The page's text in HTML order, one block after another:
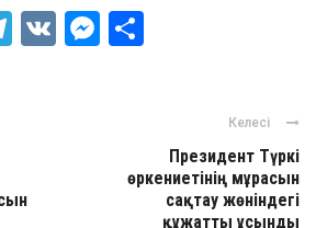
Telegram
VK Messenger
Келесі
Президент Түркі
өркениетінің мұрасын
сақтау жөніндегі
құжатты ұсынды